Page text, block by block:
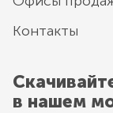
Контакты
в нашем